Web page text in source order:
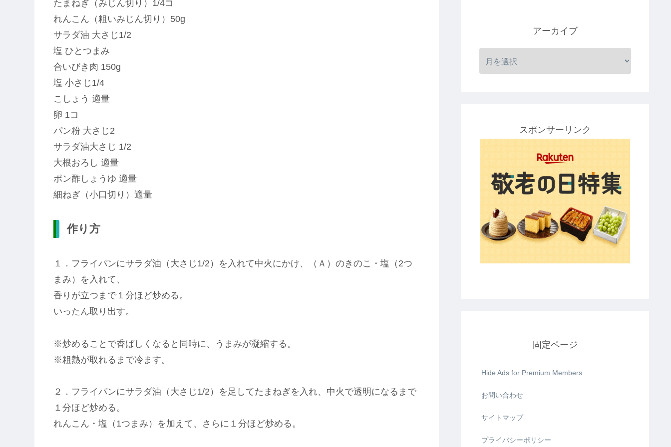
たまねぎ（みじん切り）1/4コ
れんこん（粗いみじん切り）50g
サラダ油 大さじ1/2
塩 ひとつまみ
合いびき肉 150g
塩 小さじ1/4
こしょう 適量
卵 1コ
パン粉 大さじ2
サラダ油大さじ 1/2
大根おろし 適量
ポン酢しょうゆ 適量
細ねぎ（小口切り）適量
作り方
１．フライパンにサラダ油（大さじ1/2）を入れて中火にかけ、（Ａ）のきのこ・塩（2つ
まみ）を入れて、
香りが立つまで１分ほど炒める。
いったん取り出す。
※炒めることで香ばしくなると同時に、うまみが凝縮する。
※粗熱が取れるまで冷ます。
２．フライパンにサラダ油（大さじ1/2）を足してたまねぎを入れ、中火で透明になるまで
１分ほど炒める。
れんこん・塩（1つまみ）を加えて、さらに１分ほど炒める。
アーカイブ
スポンサーリンク
固定ページ
Hide Ads for Premium Members
お問い合わせ
サイトマップ
プライバシーポリシー